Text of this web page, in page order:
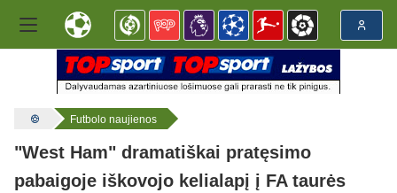
Futbolo naujienos
"West Ham" dramatiškai pratęsimo
pabaigoje iškovojo kelialapį į FA taurės